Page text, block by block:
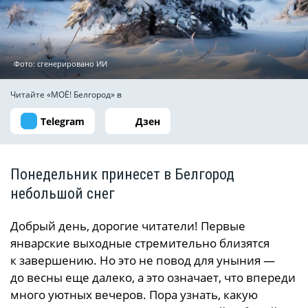
Фото: сгенерировано ИИ
Читайте «МОЁ! Белгород» в
Telegram Дзен
Понедельник принесет в Белгород
небольшой снег
Добрый день, дорогие читатели! Первые
январские выходные стремительно близятся
к завершению. Но это не повод для уныния —
до весны еще далеко, а это означает, что впереди
много уютных вечеров. Пора узнать, какую